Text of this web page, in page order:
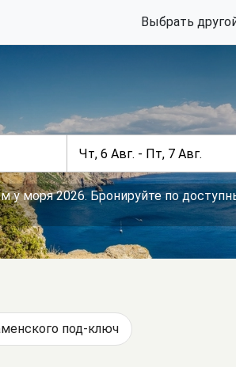
Выбрать
моря 2026. Бронируйте по
под-ключ